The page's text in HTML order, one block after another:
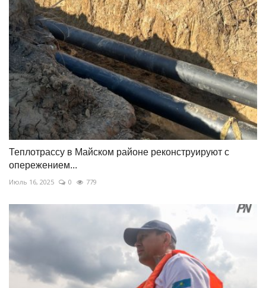
Теплотрассу в Майском районе реконструируют с
опережением...
Июль 16, 2025 0 779